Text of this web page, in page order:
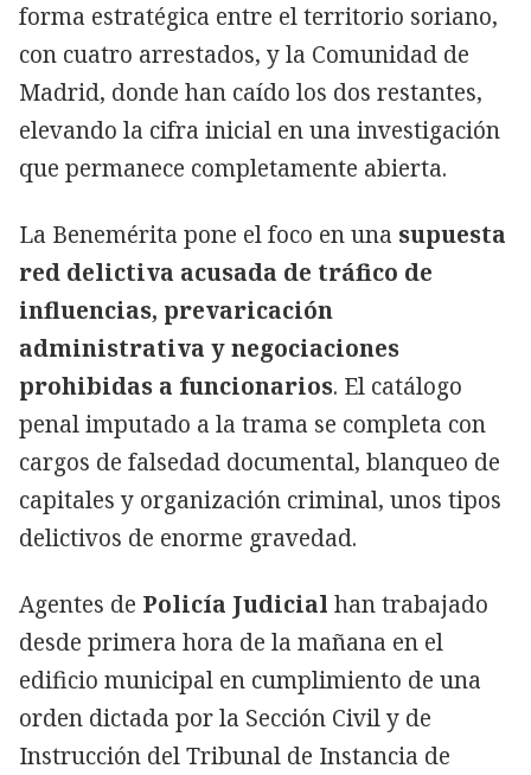
forma estratégica entre el territorio soriano,
con cuatro arrestados, y la Comunidad de
Madrid, donde han caído los dos restantes,
elevando la cifra inicial en una investigación
que permanece completamente abierta.
La Benemérita pone el foco en una supuesta
red delictiva acusada de tráfico de
influencias, prevaricación
administrativa y negociaciones
prohibidas a funcionarios. El catálogo
penal imputado a la trama se completa con
cargos de falsedad documental, blanqueo de
capitales y organización criminal, unos tipos
delictivos de enorme gravedad.
Agentes de Policía Judicial han trabajado
desde primera hora de la mañana en el
edificio municipal en cumplimiento de una
orden dictada por la Sección Civil y de
Instrucción del Tribunal de Instancia de